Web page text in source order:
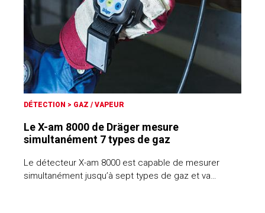
DÉTECTION > GAZ / VAPEUR
Le X-am 8000 de Dräger mesure
simultanément 7 types de gaz
Le détecteur X-am 8000 est capable de mesurer
simultanément jusqu’à sept types de gaz et va…